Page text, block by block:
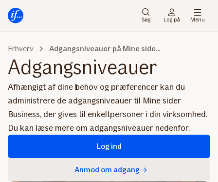
Søg Log på Menu
Erhverv Adgangsniveauer på Mine sider Erhverv
Adgangsniveauer
Afhængigt af dine behov og præferencer kan du
administrere de adgangsniveauer til Mine sider
Business, der gives til enkeltpersoner i din virksomhed.
Du kan læse mere om adgangsniveauer nedenfor.
Log ind
Anmod om adgang